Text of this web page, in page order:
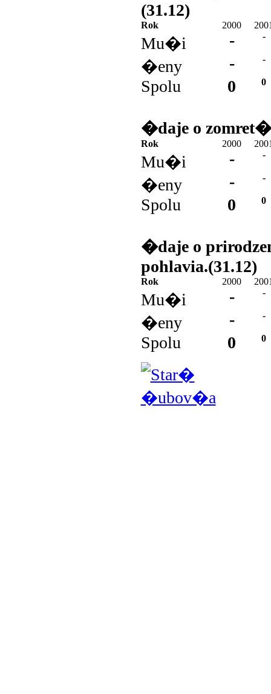
(31.12)
Rok 2000
Mu�i - -
�eny - -
Spolu 0 0
�daje o
Rok 2000
Mu�i - -
�eny - -
Spolu 0 0
�daje o
pohlavia.(31.12)
Rok 2000
Mu�i - -
�eny - -
Spolu 0 0